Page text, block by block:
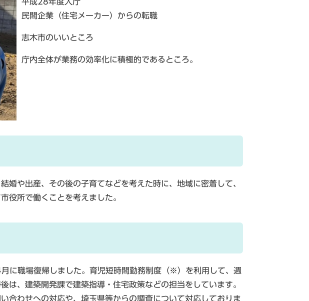
民間企業（住宅メーカー）からの転職
志木市のいいところ
庁内全体が業務の効率化に積極的であるところ。
婚や出産、その後の子育てなどを考えた時に、地域に密着して、
役所で働くことを考えました。
に職場復帰しました。育児短時間勤務制度（※）を利用して、週
は、建築開発課で建築指導・住宅政策などの担当をしています。
合わせへの対応や、埼玉県等からの調査について対応しておりま